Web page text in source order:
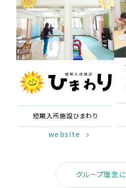
短期入所施設ひまわり
website
グループ理念